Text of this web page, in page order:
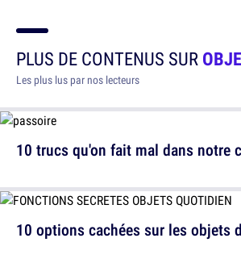
PLUS DE CONTENUS SUR
Les plus lus par nos lecteurs
10 trucs qu'on fait mal dans notre
10 options cachées sur les objets